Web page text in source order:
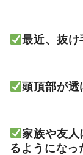
最近、抜け
頭頂部が透
家族や友人
るようになっ